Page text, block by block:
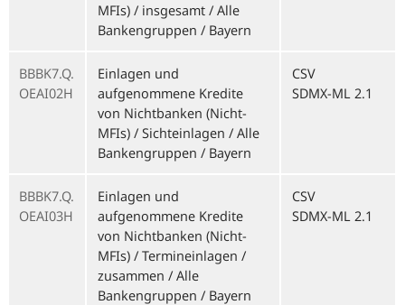
MFIs) / insgesamt / Alle
Bankengruppen / Bayern
BBBK7.Q.
OEAI02H
Einlagen und
aufgenommene Kredite
von Nichtbanken (Nicht-
MFIs) / Sichteinlagen / Alle
Bankengruppen / Bayern
CSV
SDMX-ML 2.1
BBBK7.Q.
OEAI03H
Einlagen und
aufgenommene Kredite
von Nichtbanken (Nicht-
MFIs) / Termineinlagen /
zusammen / Alle
Bankengruppen / Bayern
CSV
SDMX-ML 2.1